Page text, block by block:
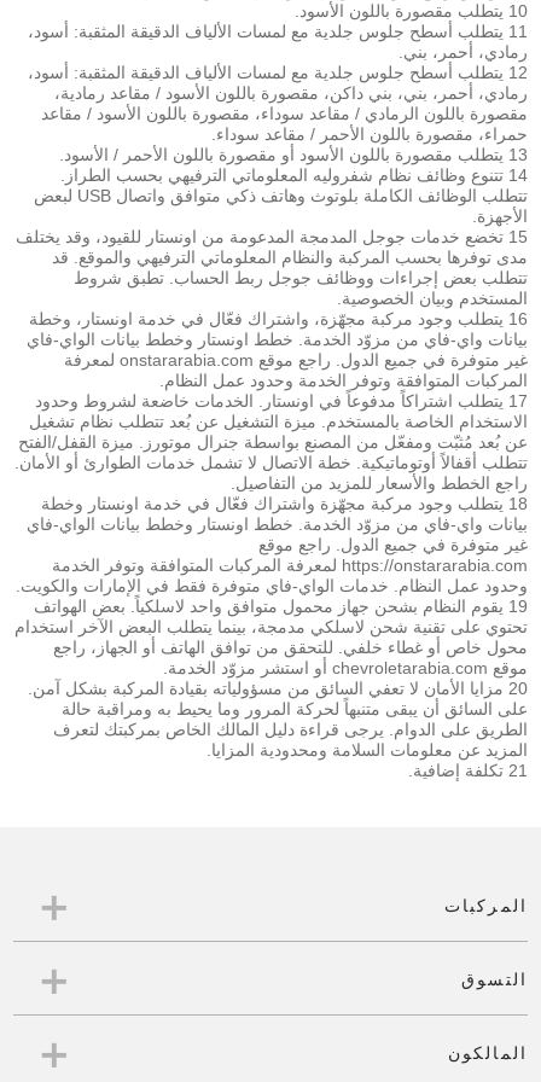
10 يتطلب مقصورة باللون الأسود.
11 يتطلب أسطح جلوس جلدية مع لمسات الألياف الدقيقة المثقبة: أسود،
رمادي، أحمر، بني.
12 يتطلب أسطح جلوس جلدية مع لمسات الألياف الدقيقة المثقبة: أسود،
رمادي، أحمر، بني، بني داكن، مقصورة باللون الأسود / مقاعد رمادية،
مقصورة باللون الرمادي / مقاعد سوداء، مقصورة باللون الأسود / مقاعد
حمراء، مقصورة باللون الأحمر / مقاعد سوداء.
13 يتطلب مقصورة باللون الأسود أو مقصورة باللون الأحمر / الأسود.
14 تتنوع وظائف نظام شفروليه المعلوماتي الترفيهي بحسب الطراز.
تتطلب الوظائف الكاملة بلوتوث وهاتف ذكي متوافق واتصال USB لبعض
الأجهزة.
15 تخضع خدمات جوجل المدمجة المدعومة من اونستار للقيود، وقد يختلف
مدى توفرها بحسب المركبة والنظام المعلوماتي الترفيهي والموقع. قد
تتطلب بعض إجراءات ووظائف جوجل ربط الحساب. تطبق شروط
المستخدم وبيان الخصوصية.
16 يتطلب وجود مركبة مجهّزة، واشتراك فعّال في خدمة اونستار، وخطة
بيانات واي-فاي من مزوّد الخدمة. خطط اونستار وخطط بيانات الواي-فاي
غير متوفرة في جميع الدول. راجع موقع onstararabia.com لمعرفة
المركبات المتوافقة وتوفر الخدمة وحدود عمل النظام.
17 يتطلب اشتراكاً مدفوعاً في اونستار. الخدمات خاضعة لشروط وحدود
الاستخدام الخاصة بالمستخدم. ميزة التشغيل عن بُعد تتطلب نظام تشغيل
عن بُعد مُثبّت ومفعّل من المصنع بواسطة جنرال موتورز. ميزة القفل/الفتح
تتطلب أقفالاً أوتوماتيكية. خطة الاتصال لا تشمل خدمات الطوارئ أو الأمان.
راجع الخطط والأسعار للمزيد من التفاصيل.
18 يتطلب وجود مركبة مجهّزة واشتراك فعّال في خدمة اونستار وخطة
بيانات واي-فاي من مزوّد الخدمة. خطط اونستار وخطط بيانات الواي-فاي
غير متوفرة في جميع الدول. راجع موقع
https://onstararabia.com لمعرفة المركبات المتوافقة وتوفر الخدمة
وحدود عمل النظام. خدمات الواي-فاي متوفرة فقط في الإمارات والكويت.
19 يقوم النظام بشحن جهاز محمول متوافق واحد لاسلكياً. بعض الهواتف
تحتوي على تقنية شحن لاسلكي مدمجة، بينما يتطلب البعض الآخر استخدام
محول خاص أو غطاء خلفي. للتحقق من توافق الهاتف أو الجهاز، راجع
موقع chevroletarabia.com أو استشر مزوّد الخدمة.
20 مزايا الأمان لا تعفي السائق من مسؤولياته بقيادة المركبة بشكل آمن.
على السائق أن يبقى متنبهاً لحركة المرور وما يحيط به ومراقبة حالة
الطريق على الدوام. يرجى قراءة دليل المالك الخاص بمركبتك لتعرف
المزيد عن معلومات السلامة ومحدودية المزايا.
21 تكلفة إضافية.